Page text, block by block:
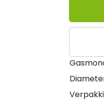
Ø1,6mm
(verp.
st.)
aantal